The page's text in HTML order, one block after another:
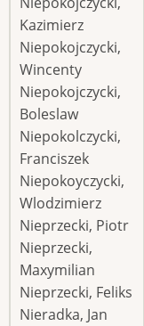
Kazimierz
Niepokojczycki,
Wincenty
Niepokojczycki,
Boleslaw
Niepokolczycki,
Franciszek
Niepokoyczycki,
Wlodzimierz
Nieprzecki, Piotr
Nieprzecki,
Maxymilian
Nieprzecki, Feliks
Nieradka, Jan